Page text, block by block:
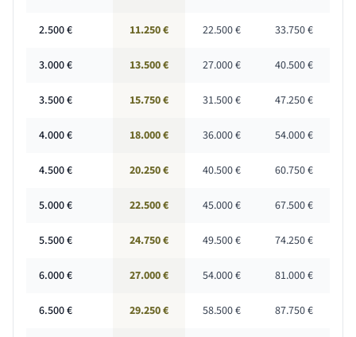
2.500€ 11.250 € 22.500 € 33.750 €
3.000€ 13.500 € 27.000 € 40.500 €
3.500€ 15.750 € 31.500 € 47.250 €
4.000€ 18.000 € 36.000 € 54.000 €
4.500€ 20.250 € 40.500 € 60.750 €
5.000€ 22.500 € 45.000 € 67.500 €
5.500€ 24.750 € 49.500 € 74.250 €
6.000€ 27.000 € 54.000 € 81.000 €
6.500€ 29.250 € 58.500 € 87.750 €